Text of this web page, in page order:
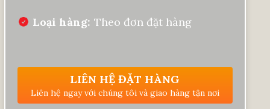
Loại hàng Theo đơn đặt hàng
LIÊN HỆ ĐẶT HÀNG
Liên hệ ngay với chúng tôi và giao hàng tận nơi